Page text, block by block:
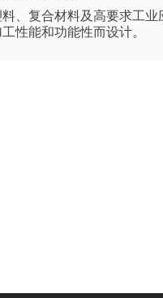
、复合材料及高要求工业
性能和功能性而设计。